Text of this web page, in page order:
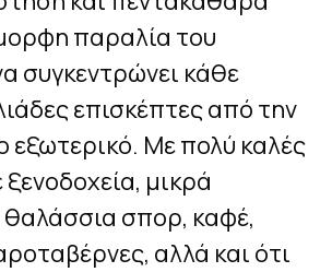
παραλία του
συγκεντρώνει κάθε
επισκέπτες από την
εξωτερικό. Με πολύ καλές
μικρά
σπορ, καφέ,
αλλά και ότι